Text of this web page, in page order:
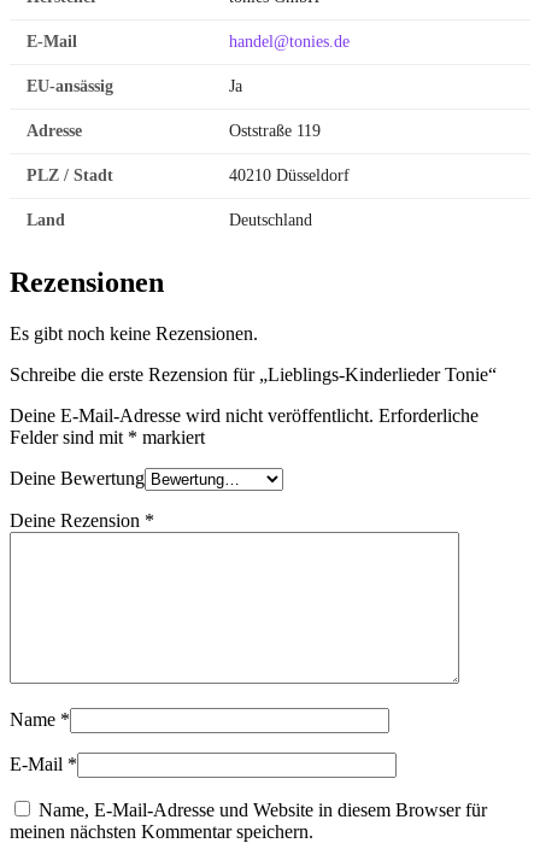
E-Mail handel@tonies.de
EU-ansässig Ja
Adresse Oststraße 119
PLZ / Stadt 40210 Düsseldorf
Land Deutschland
Rezensionen
Es gibt noch keine Rezensionen.
Schreibe die erste Rezension für „Lieblings-Kinderlieder Tonie“
Deine E-Mail-Adresse wird nicht veröffentlicht. Erforderliche
Felder sind mit * markiert
Deine Bewertung
Deine Rezension *
Name *
E-Mail *
Name, E-Mail-Adresse und Website in diesem Browser für
meinen nächsten Kommentar speichern.